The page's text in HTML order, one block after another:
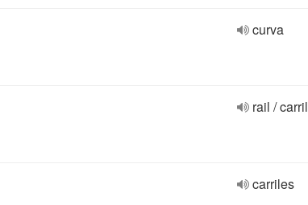
curva
rail / carril
carriles